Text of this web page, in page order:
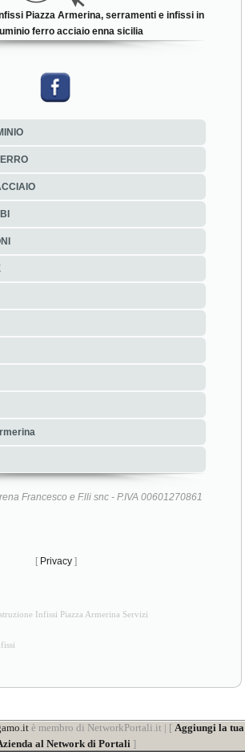
Piazza Armerina, serramenti e infissi in
ferro acciaio enna sicilia
Francesco e F.lli snc - P.IVA 00601270861
[ Privacy ]
Infissi Piazza Armerina Servizi
è membro di NetworkPortali.it | [ Aggiungi la tua
al Network di Portali]